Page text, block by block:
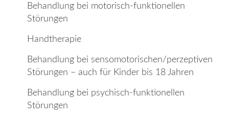
Behandlung bei motorisch-funktionellen
Störungen
Handtherapie
Behandlung bei sensomotorischen/perzeptiven
Störungen – auch für Kinder bis 18 Jahren
Behandlung bei psychisch-funktionellen
Störungen